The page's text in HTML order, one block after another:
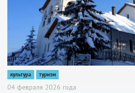
культура туризм
04 февраля 2026 года